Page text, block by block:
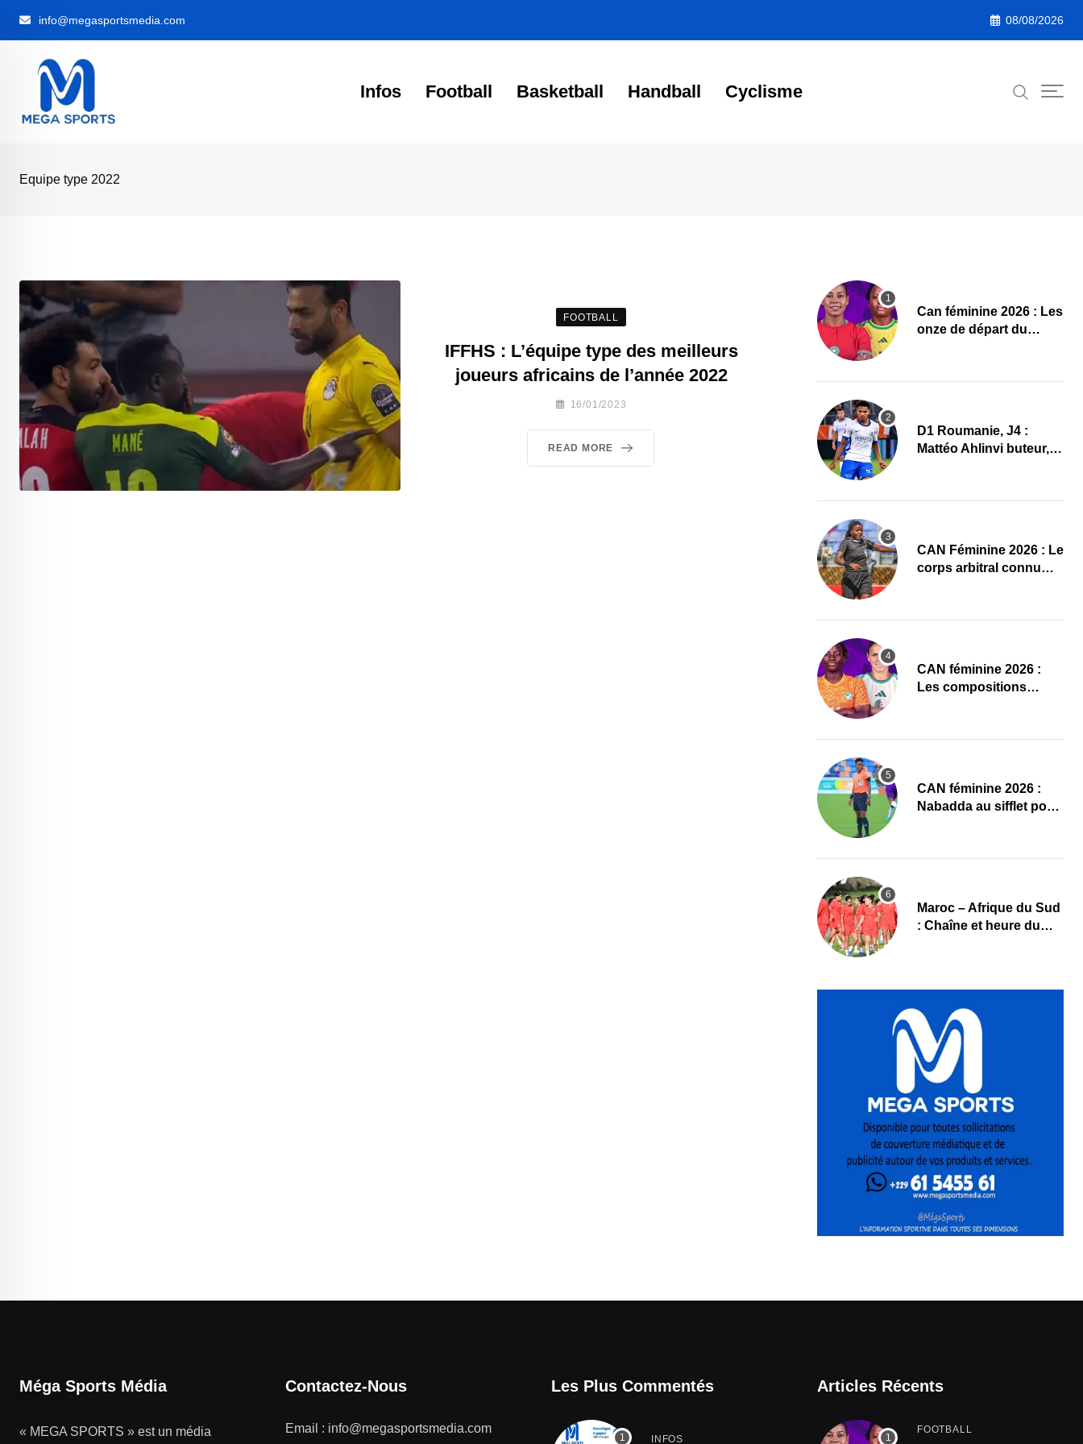
info@megasportsmedia.com 08/08/2026
Infos Football Basketball Handball Cyclisme
Equipe type 2022
FOOTBALL
IFFHS : L’équipe type des meilleurs
joueurs africains de l’année 2022
16/01/2023
READ MORE
‎Can féminine 2026 : Les
onze de départ du
D1 Roumanie, J4 :
Mattéo Ahlinvi buteur,
‎CAN Féminine 2026 : Le
corps arbitral connu
‎CAN féminine 2026 :
Les compositions
‎CAN féminine 2026 :
Nabadda au sifflet pour
Maroc – Afrique du Sud
: Chaîne et heure du
Méga Sports Média
« MEGA SPORTS » est un média
Contactez-Nous
Email : info@megasportsmedia.com
Les Plus Commentés
INFOS
Articles Récents
FOOTBALL